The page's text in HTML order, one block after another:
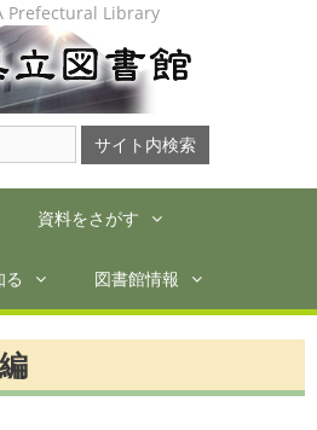
Prefectural Library
資料をさがす
る 図書館情報